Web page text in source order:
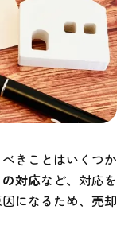
きことはいくつか
対応など、対応を
になるため、売却